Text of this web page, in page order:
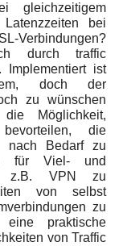
gleichzeitigem
bei
Verbindungen?
durch traffic
Implementiert ist
doch der
zu wünschen
Möglichkeit,
die
nach Bedarf zu
für Viel- und
z.B. VPN zu
von selbst
zu
praktische
von Traffic